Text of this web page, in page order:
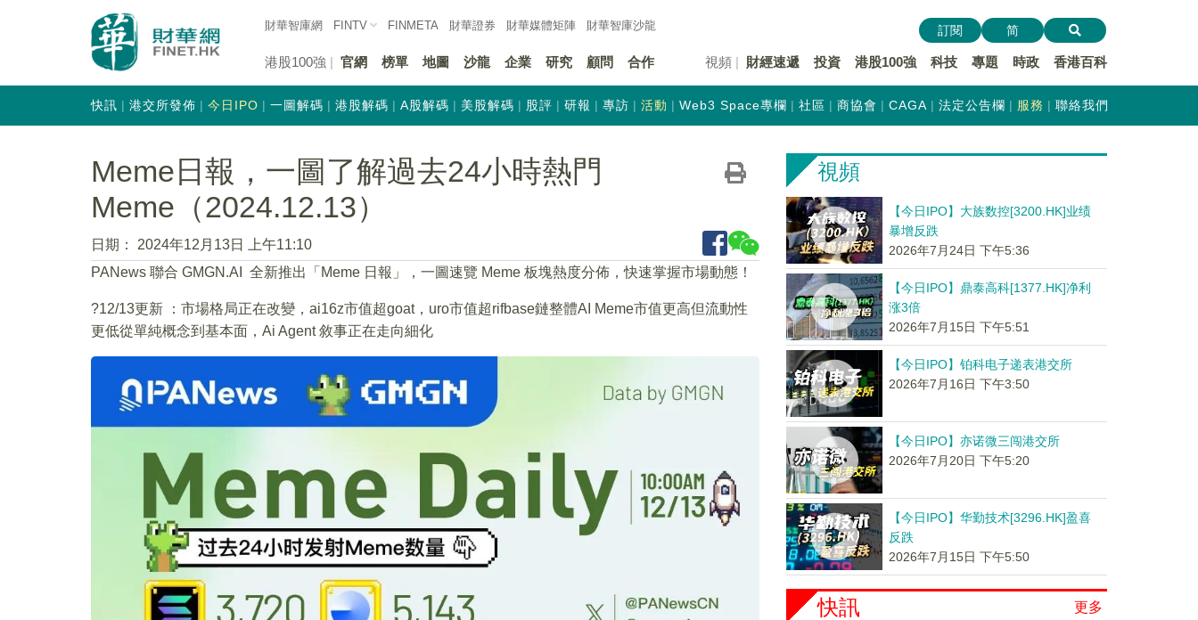
財華智庫網 FINTV FINMETA 財華證券 財華媒體矩陣 財華智庫沙龍
港股100強 官網 榜單 地圖 沙龍 企業 研究 顧問 合作 視頻 財經速遞 投資 港股100強 科技 專題 時政 香港百科
訂閱 简
快訊 港交所發佈 今日IPO 一圖解碼 港股解碼 A股解碼 美股解碼 股評 研報 專訪 活動 Web3 Space專欄 社區 商協會 CAGA 法定公告欄 服務 聯絡我們
Meme日報，一圖了解過去24小時熱門
Meme（2024.12.13）
日期：
2024年12月13日 上午11:10
PANews 聯合 GMGN.AI 全新推出「Meme 日報」，一圖速覽 Meme 板塊熱度分佈，快速掌握市場動態！
?12/13更新 ：市場格局正在改變，ai16z市值超goat，uro市值超rifbase鏈整體AI Meme市值更高但流動性
更低從單純概念到基本面，Ai Agent 敘事正在走向細化
視頻
【今日IPO】大族数控[3200.HK]业绩
暴增反跌
2026年7月24日 下午5:36
【今日IPO】鼎泰高科[1377.HK]净利
涨3倍
2026年7月15日 下午5:51
【今日IPO】铂科电子递表港交所
2026年7月16日 下午3:50
【今日IPO】亦诺微三闯港交所
2026年7月20日 下午5:20
【今日IPO】华勤技术[3296.HK]盈喜
反跌
2026年7月15日 下午5:50
更多
快訊